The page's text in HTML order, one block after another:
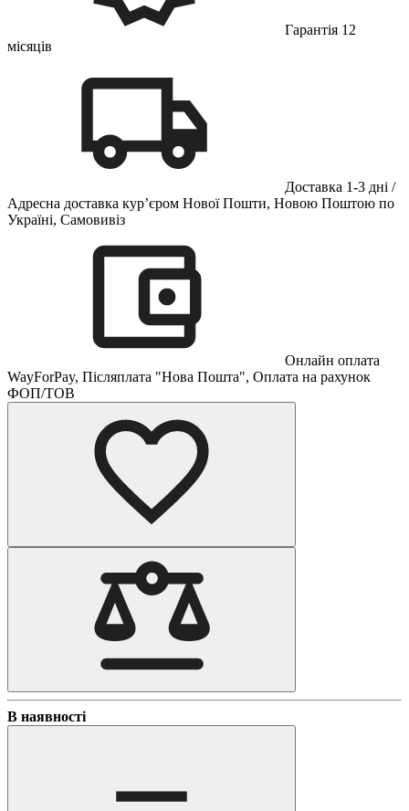
Гарантія 12
місяців
Доставка 1-3 дні /
Адресна доставка кур’єром Нової Пошти, Новою Поштою по
Україні, Самовивіз
Онлайн оплата
WayForPay, Післяплата "Нова Пошта", Оплата на рахунок
ФОП/ТОВ
В наявності